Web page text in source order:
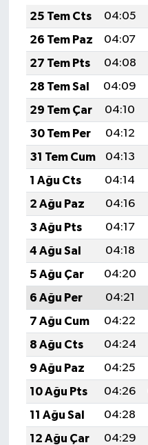
25 Tem Cts
04:05
26 Tem Paz
04:07
27 Tem Pts
04:08
28 Tem Sal
04:09
29 Tem Çar
04:10
30 Tem Per
04:12
31 Tem Cum
04:13
1 Ağu Cts
04:14
2 Ağu Paz
04:16
3 Ağu Pts
04:17
4 Ağu Sal
04:18
5 Ağu Çar
04:20
6 Ağu Per
04:21
7 Ağu Cum
04:22
8 Ağu Cts
04:24
9 Ağu Paz
04:25
10 Ağu Pts
04:26
11 Ağu Sal
04:28
12 Ağu Çar
04:29